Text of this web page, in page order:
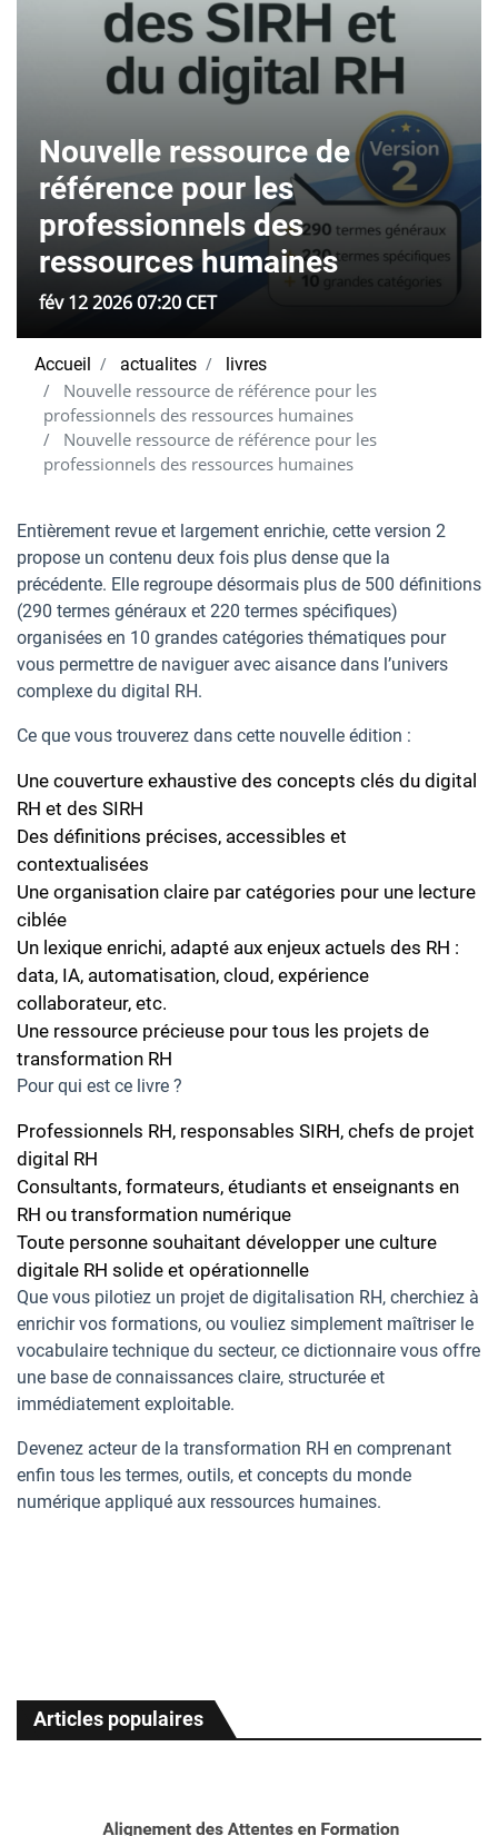
Nouvelle ressource de
référence pour les
professionnels des
ressources humaines
fév 12 2026 07:20 CET
Accueil actualites livres
Nouvelle ressource de référence pour les
professionnels des ressources humaines
Nouvelle ressource de référence pour les
professionnels des ressources humaines
Entièrement revue et largement enrichie, cette version 2
propose un contenu deux fois plus dense que la
précédente. Elle regroupe désormais plus de 500 définitions
(290 termes généraux et 220 termes spécifiques)
organisées en 10 grandes catégories thématiques pour
vous permettre de naviguer avec aisance dans l’univers
complexe du digital RH.
Ce que vous trouverez dans cette nouvelle édition :
Une couverture exhaustive des concepts clés du digital
RH et des SIRH
Des définitions précises, accessibles et
contextualisées
Une organisation claire par catégories pour une lecture
ciblée
Un lexique enrichi, adapté aux enjeux actuels des RH :
data, IA, automatisation, cloud, expérience
collaborateur, etc.
Une ressource précieuse pour tous les projets de
transformation RH
Pour qui est ce livre ?
Professionnels RH, responsables SIRH, chefs de projet
digital RH
Consultants, formateurs, étudiants et enseignants en
RH ou transformation numérique
Toute personne souhaitant développer une culture
digitale RH solide et opérationnelle
Que vous pilotiez un projet de digitalisation RH, cherchiez à
enrichir vos formations, ou vouliez simplement maîtriser le
vocabulaire technique du secteur, ce dictionnaire vous offre
une base de connaissances claire, structurée et
immédiatement exploitable.
Devenez acteur de la transformation RH en comprenant
enfin tous les termes, outils, et concepts du monde
numérique appliqué aux ressources humaines.
Articles populaires